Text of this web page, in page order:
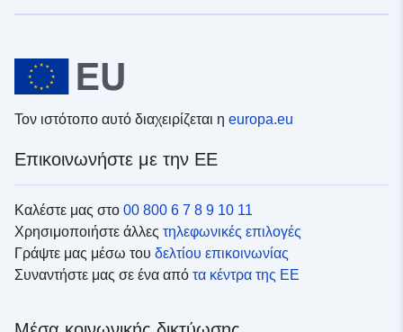
Τον ιστότοπο αυτό διαχειρίζεται η europa.eu
Επικοινωνήστε με την ΕΕ
Καλέστε μας στο 00 800 6 7 8 9 10 11
Χρησιμοποιήστε άλλες τηλεφωνικές επιλογές
Γράψτε μας μέσω του δελτίου επικοινωνίας
Συναντήστε μας σε ένα από τα κέντρα της ΕΕ